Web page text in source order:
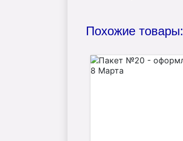
Похожие товары: